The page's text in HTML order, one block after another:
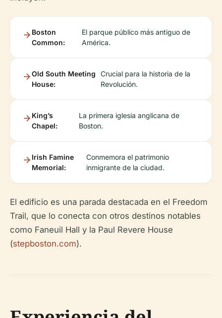
Boston
Common:
El parque público más antiguo de
América.
Old South Meeting
House:
Crucial para la historia de la
Revolución.
King’s
Chapel:
La primera iglesia anglicana de
Boston.
Irish Famine
Memorial:
Conmemora el patrimonio
inmigrante de la ciudad.
El edificio es una parada destacada en el Freedom
Trail, que lo conecta con otros destinos notables
como Faneuil Hall y la Paul Revere House
(stepboston.com).